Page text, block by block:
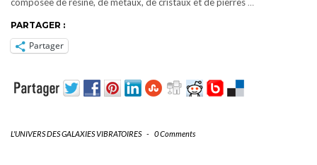
PARTAGER :
Partager
L'UNIVERS DES GALAXIES VIBRATOIRES - 0 Comments